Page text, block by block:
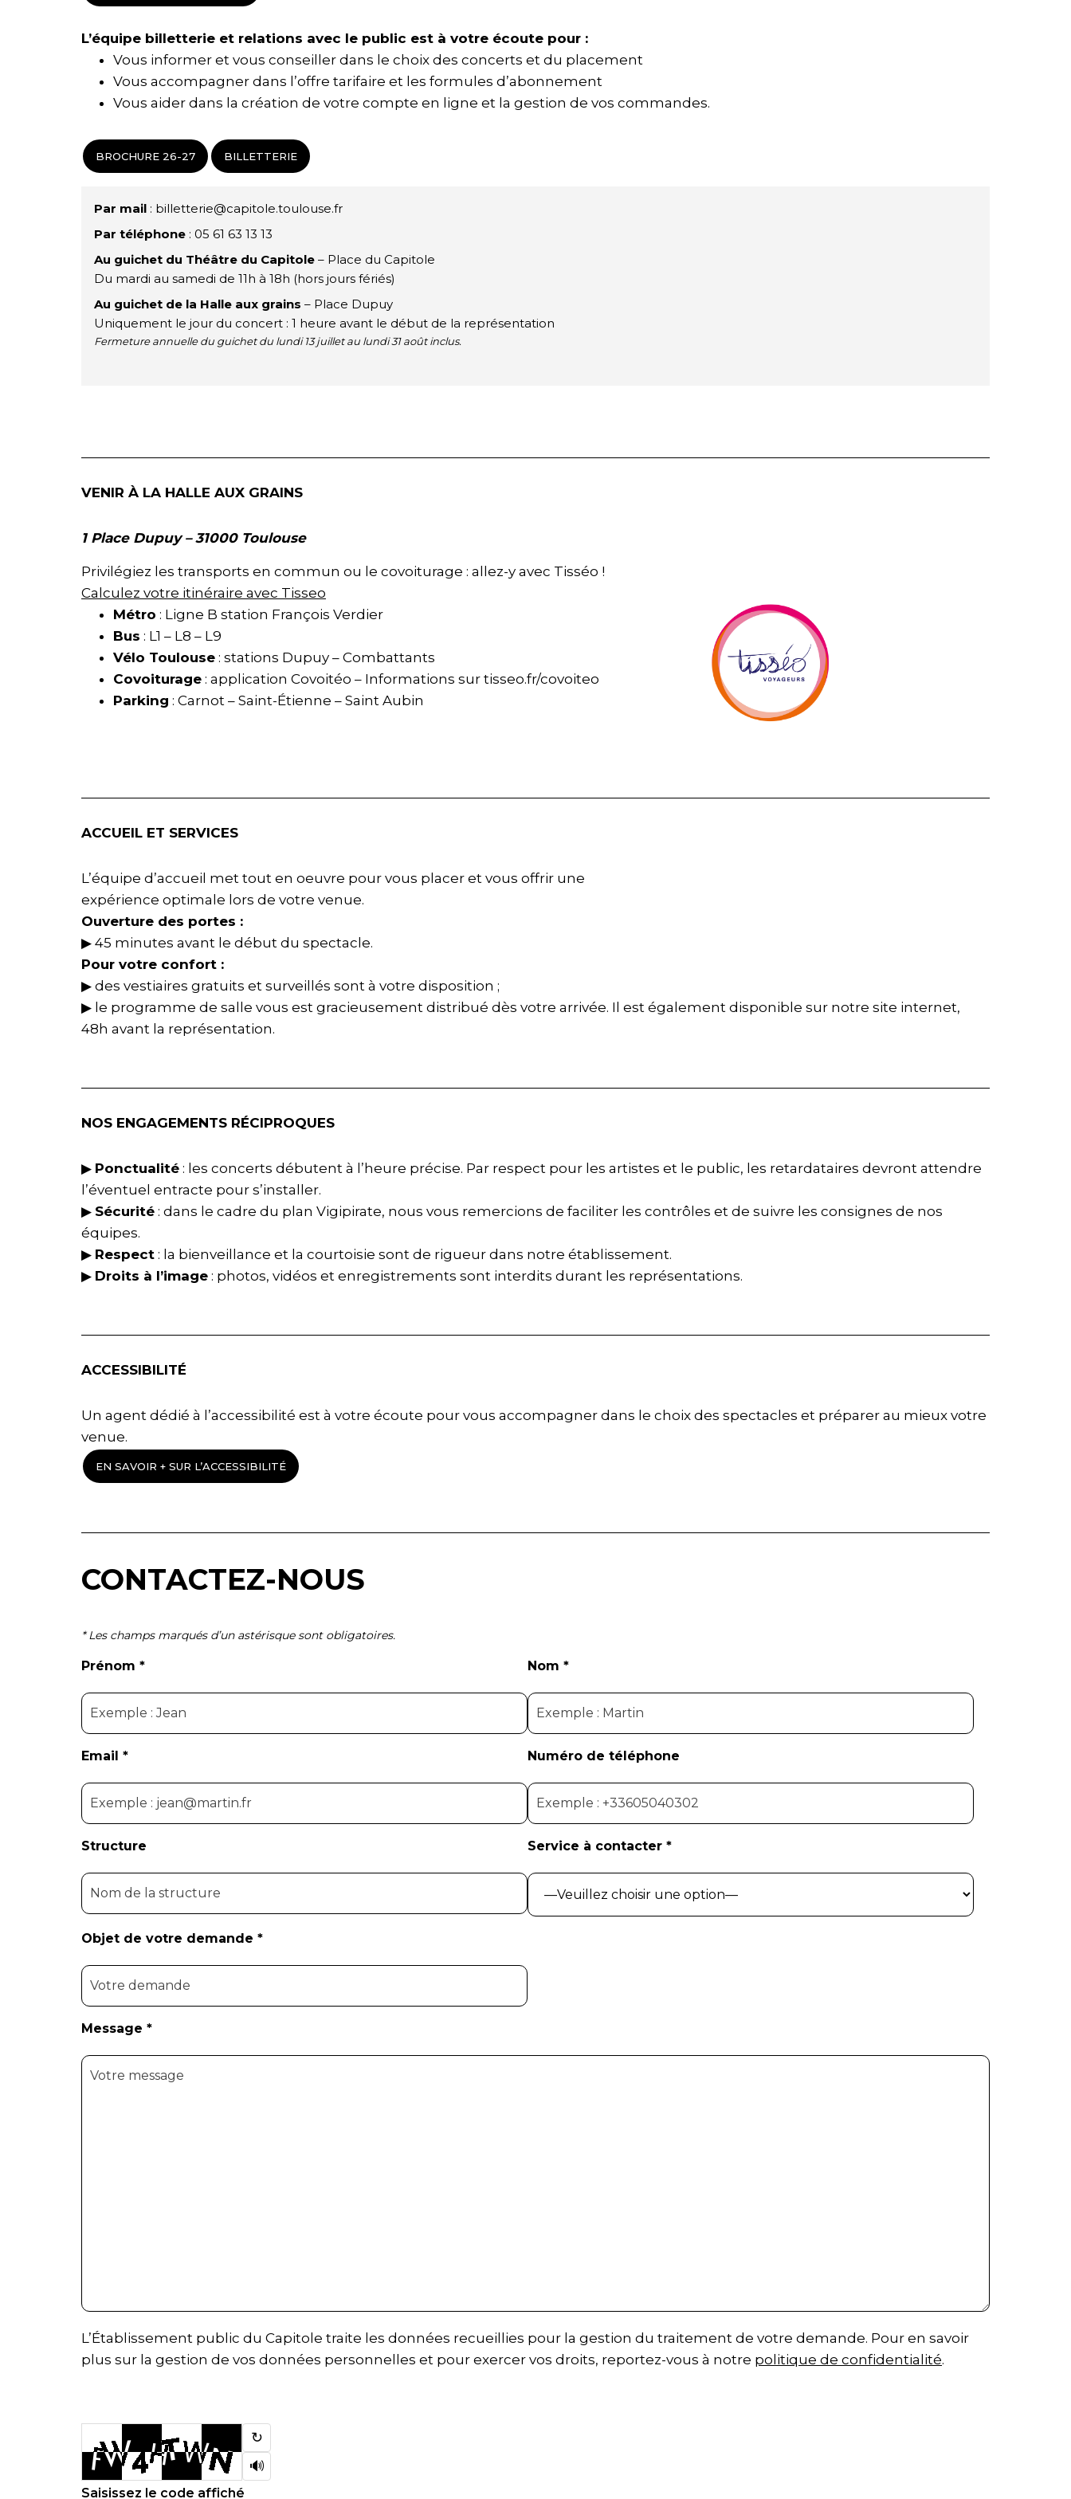
L’équipe billetterie et relations avec le public est à votre écoute pour :
Vous informer et vous conseiller dans le choix des concerts et du placement
Vous accompagner dans l’offre tarifaire et les formules d’abonnement
Vous aider dans la création de votre compte en ligne et la gestion de vos commandes.
BROCHURE 26-27 BILLETTERIE
Par mail : billetterie@capitole.toulouse.fr
Par téléphone : 05 61 63 13 13
Au guichet du Théâtre du Capitole – Place du Capitole
Du mardi au samedi de 11h à 18h (hors jours fériés)
Au guichet de la Halle aux grains – Place Dupuy
Uniquement le jour du concert : 1 heure avant le début de la représentation
Fermeture annuelle du guichet du lundi 13 juillet au lundi 31 août inclus.
VENIR À LA HALLE AUX GRAINS
1 Place Dupuy – 31000 Toulouse
Privilégiez les transports en commun ou le covoiturage : allez-y avec Tisséo !
Calculez votre itinéraire avec Tisseo
Métro : Ligne B station François Verdier
Bus : L1 – L8 – L9
Vélo Toulouse : stations Dupuy – Combattants
Covoiturage : application Covoitéo – Informations sur tisseo.fr/covoiteo
Parking : Carnot – Saint-Étienne – Saint Aubin
ACCUEIL ET SERVICES
L’équipe d’accueil met tout en oeuvre pour vous placer et vous offrir une
expérience optimale lors de votre venue.
Ouverture des portes :
▶ 45 minutes avant le début du spectacle.
Pour votre confort :
▶ des vestiaires gratuits et surveillés sont à votre disposition ;
▶ le programme de salle vous est gracieusement distribué dès votre arrivée. Il est également disponible sur notre site internet,
48h avant la représentation.
NOS ENGAGEMENTS RÉCIPROQUES
▶ Ponctualité : les concerts débutent à l’heure précise. Par respect pour les artistes et le public, les retardataires devront attendre
l’éventuel entracte pour s’installer.
▶ Sécurité : dans le cadre du plan Vigipirate, nous vous remercions de faciliter les contrôles et de suivre les consignes de nos
équipes.
▶ Respect : la bienveillance et la courtoisie sont de rigueur dans notre établissement.
▶ Droits à l’image : photos, vidéos et enregistrements sont interdits durant les représentations.
ACCESSIBILITÉ
Un agent dédié à l’accessibilité est à votre écoute pour vous accompagner dans le choix des spectacles et préparer au mieux votre
venue.
EN SAVOIR + SUR L’ACCESSIBILITÉ
CONTACTEZ-NOUS
*Les champs marqués d’un astérisque sont obligatoires.
Prénom * Nom *
Email * Numéro de téléphone
Structure Service à contacter *
Objet de votre demande *
Message *
L’Établissement public du Capitole traite les données recueillies pour la gestion du traitement de votre demande. Pour en savoir
plus sur la gestion de vos données personnelles et pour exercer vos droits, reportez-vous à notre politique de confidentialité.
↻
🔊
Saisissez le code affiché